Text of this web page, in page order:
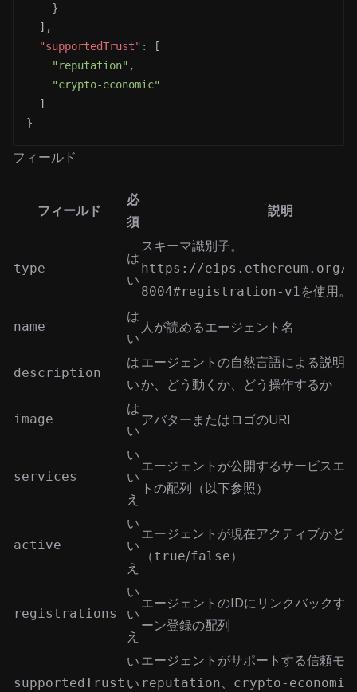
}
] ,
"supportedTrust" :
[
"reputation" ,
"crypto-economic"
]
}
フィールド
フィールド
必
須
説明
type
は
い
スキーマ識別子。
https://eips.ethereum.org/
8004#registration-v1を使用。
name
は
い
人が読めるエージェント名
description
は
い
エージェントの自然言語による説明
か、どう動くか、どう操作するか
image
は
い
アバターまたはロゴのURI
services
い
い
え
エージェントが公開するサービスエ
トの配列（以下参照）
active
い
い
え
エージェントが現在アクティブかど
（true/false）
registrations
い
い
え
エージェントのIDにリンクバックす
ーン登録の配列
supportedTrust
い
い
エージェントがサポートする信頼モ
reputation、 crypto-economic